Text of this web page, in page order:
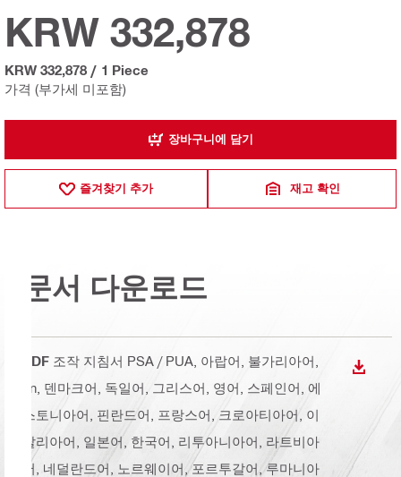
가격 (부가세 미포함)
KRW 332,878
KRW 332,878 / 1 Piece
장바구니에 담기
즐겨찾기 추가 재고 확인
문서 다운로드
PDF 조작 지침서 PSA / PUA , 아랍어, 불가리아어,
cn, 덴마크어, 독일어, 그리스어, 영어, 스페인어, 에
스토니아어, 핀란드어, 프랑스어, 크로아티아어, 이
탈리아어, 일본어, 한국어, 리투아니아어, 라트비아
어, 네덜란드어, 노르웨이어, 포르투갈어, 루마니아
다운로